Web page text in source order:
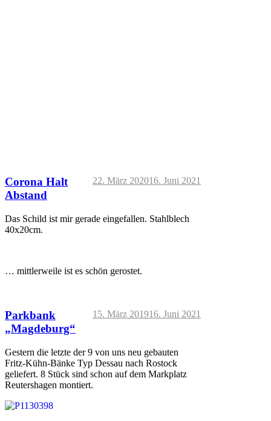
22. März 202016. Juni 2021
Corona Halt
Abstand
Das Schild ist mir gerade eingefallen. Stahlblech
40x20cm.
… mittlerweile ist es schön gerostet.
Veröffentlicht
am
15. März 201916. Juni 2021
Parkbank
„Magdeburg“
Gestern die letzte der 9 von uns neu gebauten
Fritz-Kühn-Bänke Typ Dessau nach Rostock
geliefert. 8 Stück sind schon auf dem Markplatz
Reutershagen montiert.